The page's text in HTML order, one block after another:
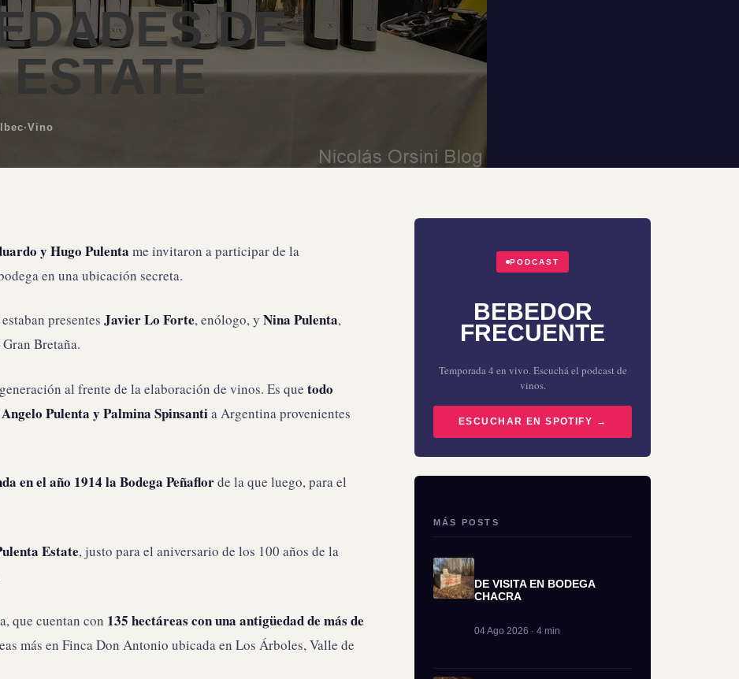
DE
·Vino
y Hugo Pulenta me invitaron a participar de la
en una ubicación secreta.
presentes Javier Lo Forte, enólogo, y Nina Pulenta,
Bretaña.
al frente de la elaboración de vinos. Es que todo
Pulenta y Palmina Spinsantia Argentina provenientes
en el año 1914 la Bodega Peñaflorde la que luego, para el
Estate, justo para el aniversario de los 100 años de la
que cuentan con 135 hectáreas con una antigüedad de más de
más en Finca Don Antonio ubicada en Los Árboles, Valle de
PODCAST
BEBEDOR
FRECUENTE
Temporada 4 en vivo. Escuchá el podcast de
vinos.
ESCUCHAR EN SPOTIFY →
MÁS POSTS
DE VISITA EN BODEGA
CHACRA
04 Ago 2026 · 4 min